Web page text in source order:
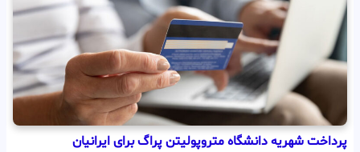
پرداخت شهریه دانشگاه متروپولیتن پراگ برای ایرانیان